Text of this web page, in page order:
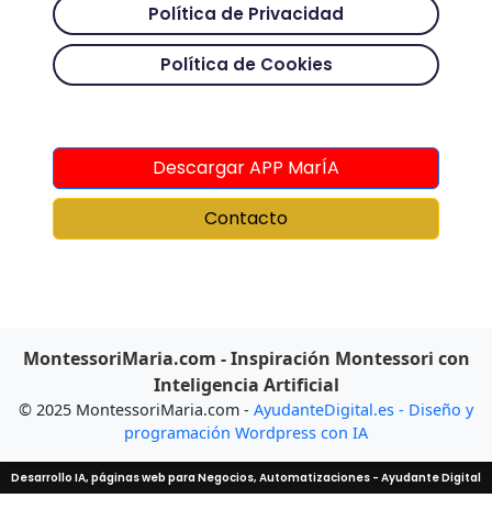
Política de Privacidad
Política de Cookies
Descargar APP MarÍA
Contacto
MontessoriMaria.com - Inspiración Montessori con
Inteligencia Artificial
© 2025 MontessoriMaria.com - AyudanteDigital.es - Diseño y
programación Wordpress con IA
Desarrollo IA, páginas web para Negocios, Automatizaciones - Ayudante Digital